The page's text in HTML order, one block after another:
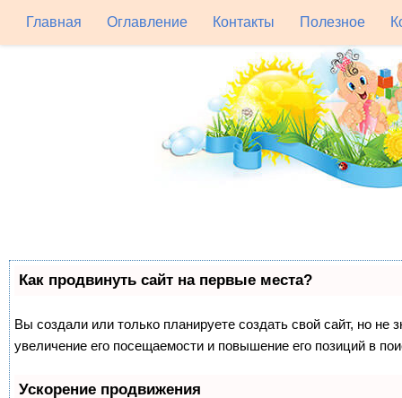
Главная Оглавление Контакты Полезное
Как продвинуть сайт на первые места?
Вы создали или только планируете создать свой сайт, но
увеличение его посещаемости и повышение его позиций в
Ускорение продвижения